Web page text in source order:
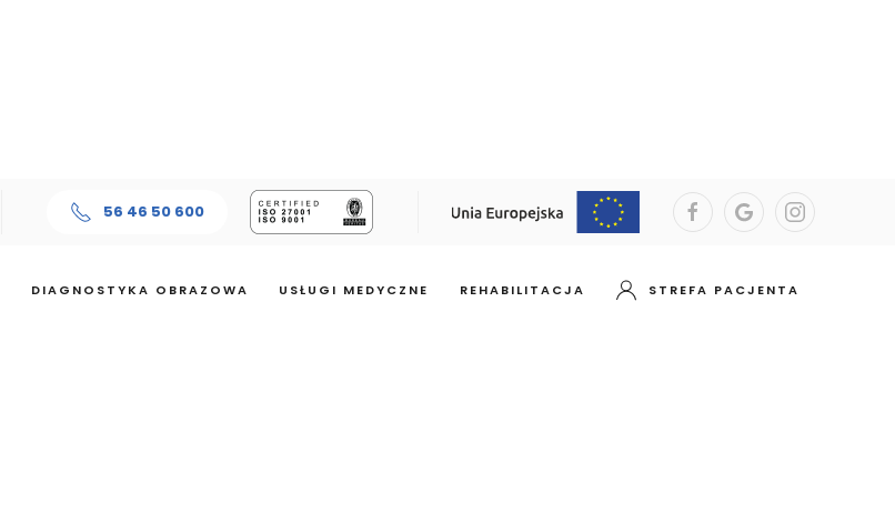
56 46 50 600
DIAGNOSTYKA OBRAZOWA USŁUGI MEDYCZNE REHABILITACJA STREFA PACJENTA